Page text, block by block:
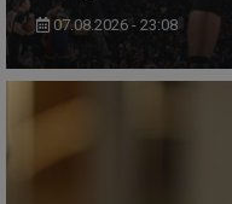
07.08.2026 - 23:08